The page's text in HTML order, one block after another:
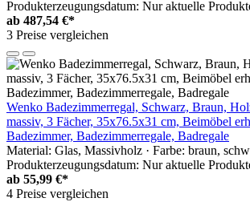
Produkterzeugungsdatum: Nur aktuelle
ab 487,54 €*
3 Preise vergleichen
Wenko Badezimmerregal, Schwarz, Braun,
massiv, 3 Fächer, 35x76.5x31 cm, Beimöbel
Badezimmer, Badezimmerregale, Badregale
Material: Glas, Massivholz · Farbe: braun,
Produkterzeugungsdatum: Nur aktuelle
ab 55,99 €*
4 Preise vergleichen